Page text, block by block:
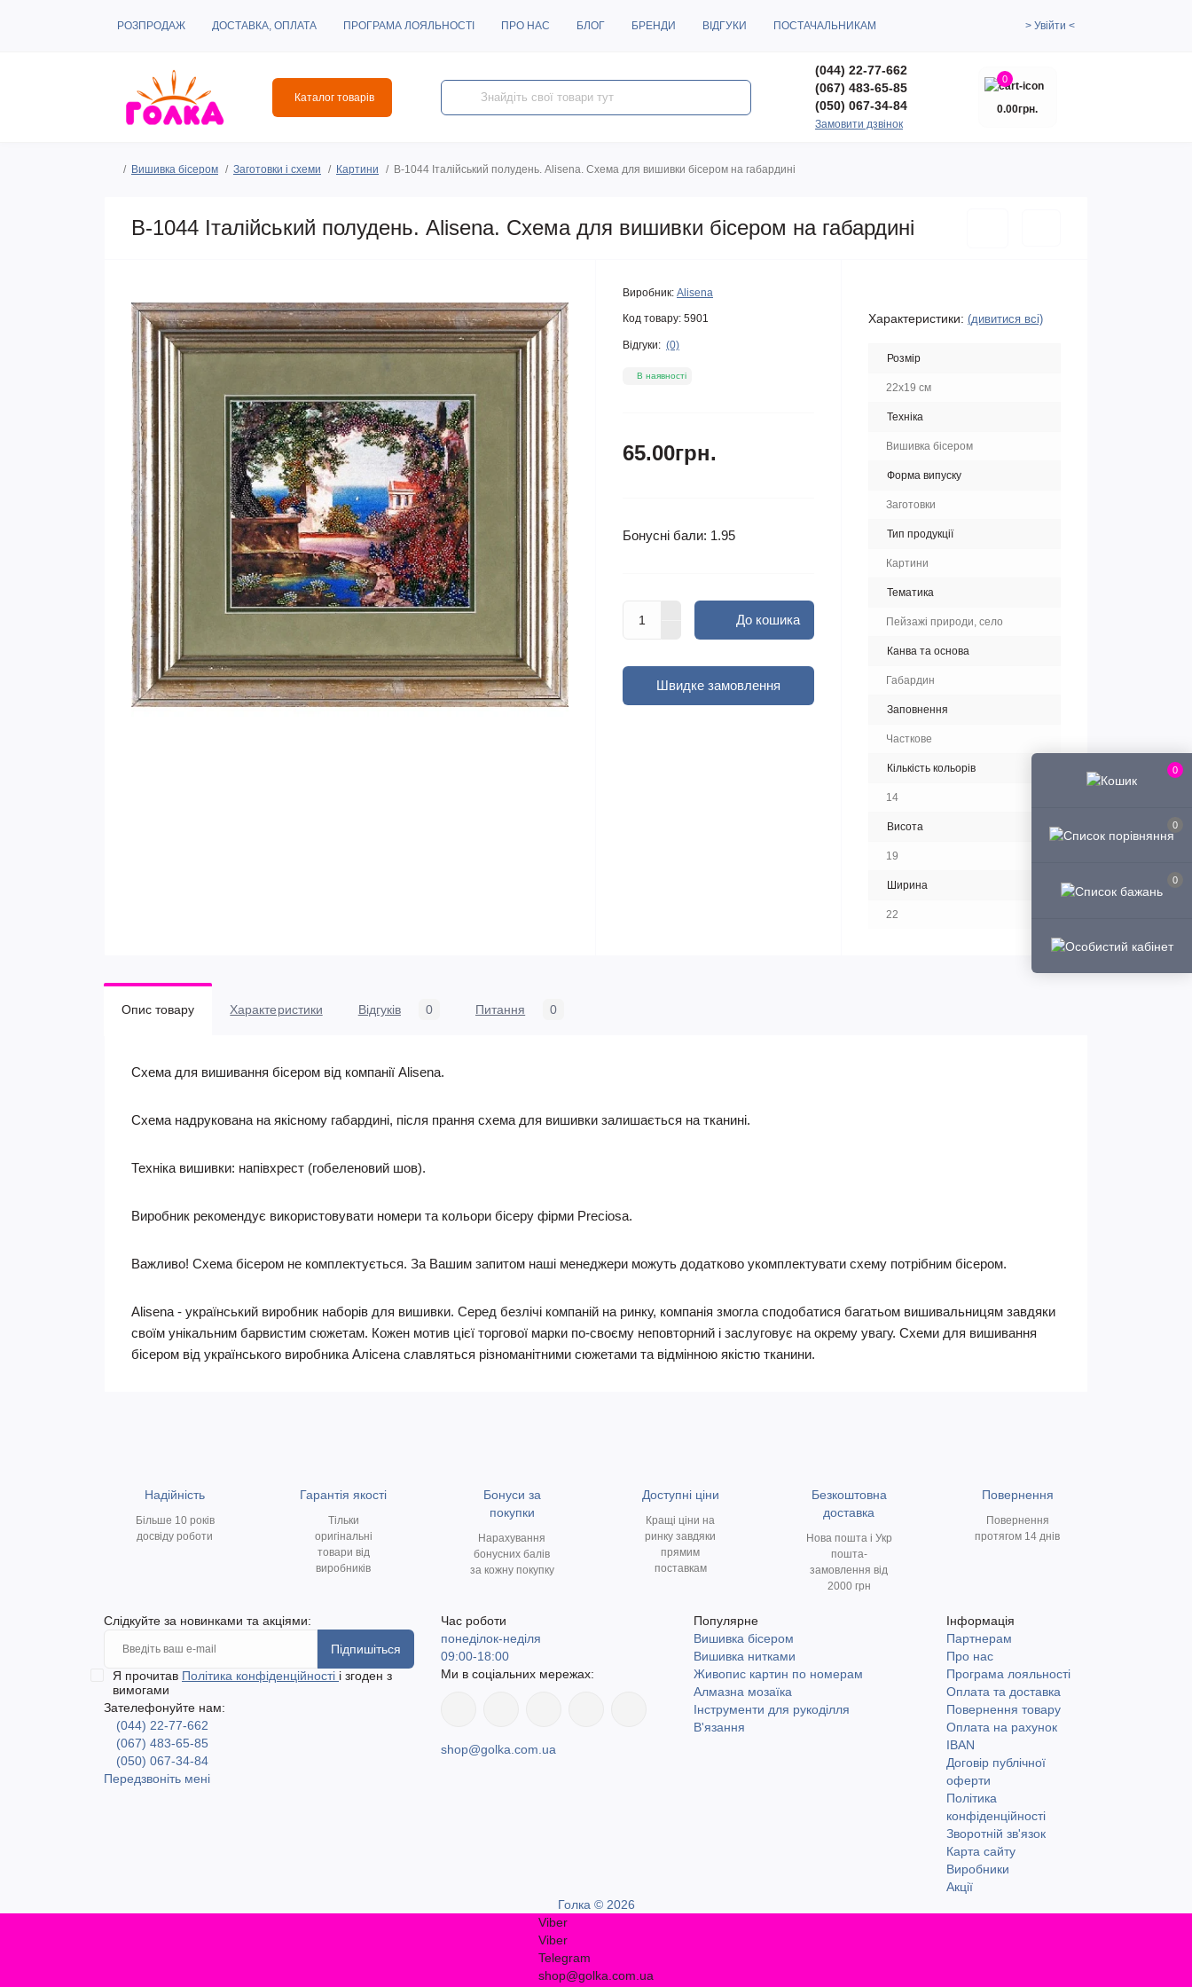
0
0
0
РОЗПРОДАЖ ДОСТАВКА, ОПЛАТА ПРОГРАМА ЛОЯЛЬНОСТІ ПРО НАС БЛОГ БРЕНДИ ВІДГУКИ ПОСТАЧАЛЬНИКАМ > Увійти <
Каталог товарів
(044) 22-77-662
(067) 483-65-85
(050) 067-34-84
Замовити дзвінок
0
0.00грн.
Вишивка бісером Заготовки і схеми Картини B-1044 Італійський полудень. Alisena. Схема для вишивки бісером на габардині
B-1044 Італійський полудень. Alisena. Схема для вишивки бісером на габардині
Виробник: Alisena
Код товару: 5901
Відгуки: (0)
В наявності
65.00грн.
Бонусні бали: 1.95
До кошика
Швидке замовлення
Характеристики: (дивитися всі)
Розмір
22х19 см
Техніка
Вишивка бісером
Форма випуску
Заготовки
Тип продукції
Картини
Тематика
Пейзажі природи, село
Канва та основа
Габардин
Заповнення
Часткове
Кількість кольорів
14
Висота
19
Ширина
22
Опис товару Характеристики Відгуків 0 Питання 0
Схема для вишивання бісером від компанії Alisena.
Схема надрукована на якісному габардині, після прання схема для вишивки залишається на тканині.
Техніка вишивки: напівхрест (гобеленовий шов).
Виробник рекомендує використовувати номери та кольори бісеру фірми Preciosa.
Важливо! Схема бісером не комплектується. За Вашим запитом наші менеджери можуть додатково укомплектувати схему потрібним бісером.
Alisena - український виробник наборів для вишивки. Серед безлічі компаній на ринку, компанія змогла сподобатися багатьом вишивальницям завдяки
своїм унікальним барвистим сюжетам. Кожен мотив цієї торгової марки по-своєму неповторний і заслуговує на окрему увагу. Схеми для вишивання
бісером від українського виробника Алісена славляться різноманітними сюжетами та відмінною якістю тканини.
Надійність
Більше 10 років
досвіду роботи
Гарантія якості
Тільки
оригінальні
товари від
виробників
Бонуси за
покупки
Нарахування
бонусних балів
за кожну покупку
Доступні ціни
Кращі ціни на
ринку завдяки
прямим
поставкам
Безкоштовна
доставка
Нова пошта і Укр
пошта-
замовлення від
2000 грн
Повернення
Повернення
протягом 14 днів
Слідкуйте за новинками та акціями:
Підпишіться
Я прочитав Політика конфіденційності і згоден з
вимогами
Зателефонуйте нам:
(044) 22-77-662
(067) 483-65-85
(050) 067-34-84
Передзвоніть мені
Час роботи
понеділок-неділя
09:00-18:00
Ми в соціальних мережах:
shop@golka.com.ua
Популярне
Вишивка бісером
Вишивка нитками
Живопис картин по номерам
Алмазна мозаїка
Інструменти для рукоділля
В'язання
Інформація
Партнерам
Про нас
Програма лояльності
Оплата та доставка
Повернення товару
Оплата на рахунок
IBAN
Договір публічної
оферти
Політика
конфіденційності
Зворотній зв'язок
Карта сайту
Виробники
Акції
Голка © 2026
Viber
Viber
Telegram
shop@golka.com.ua